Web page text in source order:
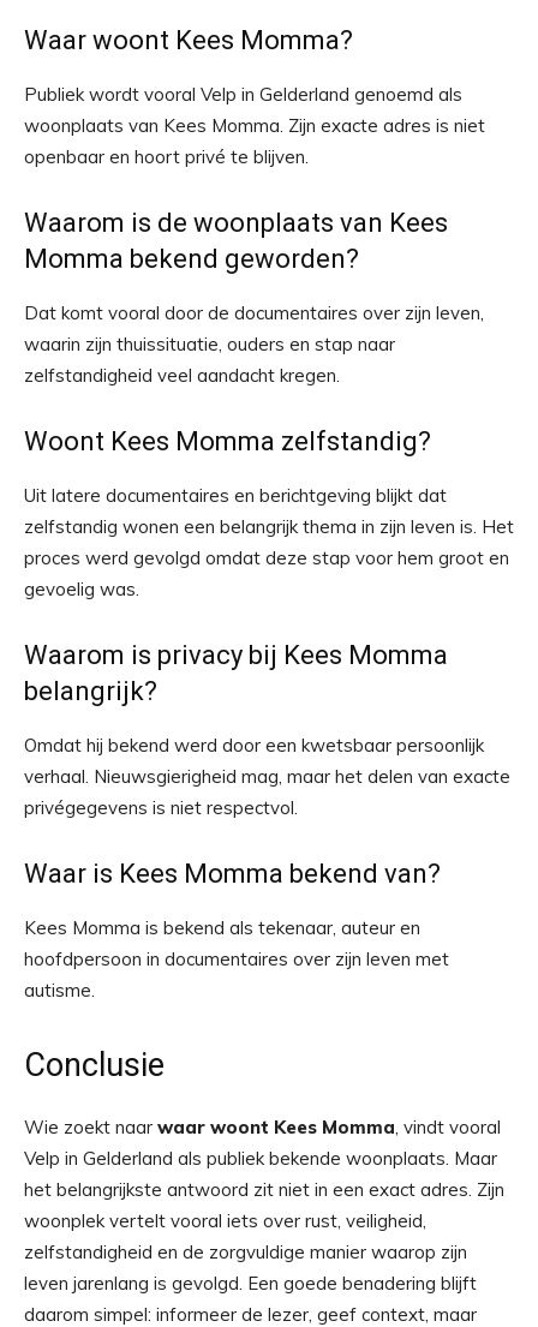
Waar woont Kees Momma?
Publiek wordt vooral Velp in Gelderland genoemd als
woonplaats van Kees Momma. Zijn exacte adres is niet
openbaar en hoort privé te blijven.
Waarom is de woonplaats van Kees
Momma bekend geworden?
Dat komt vooral door de documentaires over zijn leven,
waarin zijn thuissituatie, ouders en stap naar
zelfstandigheid veel aandacht kregen.
Woont Kees Momma zelfstandig?
Uit latere documentaires en berichtgeving blijkt dat
zelfstandig wonen een belangrijk thema in zijn leven is. Het
proces werd gevolgd omdat deze stap voor hem groot en
gevoelig was.
Waarom is privacy bij Kees Momma
belangrijk?
Omdat hij bekend werd door een kwetsbaar persoonlijk
verhaal. Nieuwsgierigheid mag, maar het delen van exacte
privégegevens is niet respectvol.
Waar is Kees Momma bekend van?
Kees Momma is bekend als tekenaar, auteur en
hoofdpersoon in documentaires over zijn leven met
autisme.
Conclusie
Wie zoekt naar waar woont Kees Momma, vindt vooral
Velp in Gelderland als publiek bekende woonplaats. Maar
het belangrijkste antwoord zit niet in een exact adres. Zijn
woonplek vertelt vooral iets over rust, veiligheid,
zelfstandigheid en de zorgvuldige manier waarop zijn
leven jarenlang is gevolgd. Een goede benadering blijft
daarom simpel: informeer de lezer, geef context, maar